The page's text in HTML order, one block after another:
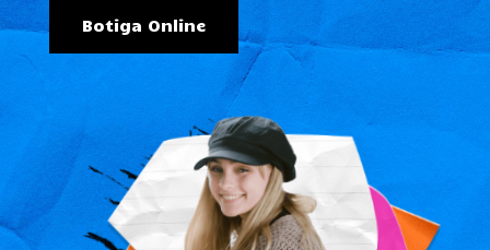
Botiga Online